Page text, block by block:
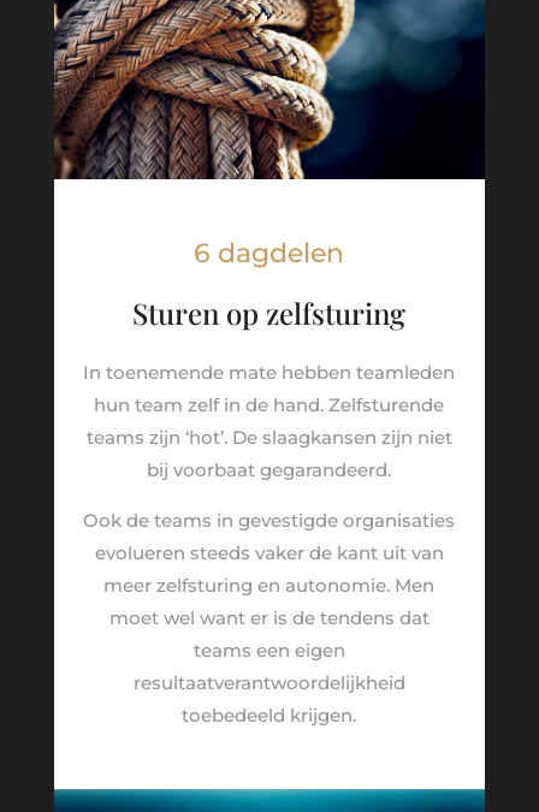
6 dagdelen
Sturen op zelfsturing
In toenemende mate hebben teamleden
hun team zelf in de hand. Zelfsturende
teams zijn ‘hot’. De slaagkansen zijn niet
bij voorbaat gegarandeerd.
Ook de teams in gevestigde organisaties
evolueren steeds vaker de kant uit van
meer zelfsturing en autonomie. Men
moet wel want er is de tendens dat
teams een eigen
resultaatverantwoordelijkheid
toebedeeld krijgen.